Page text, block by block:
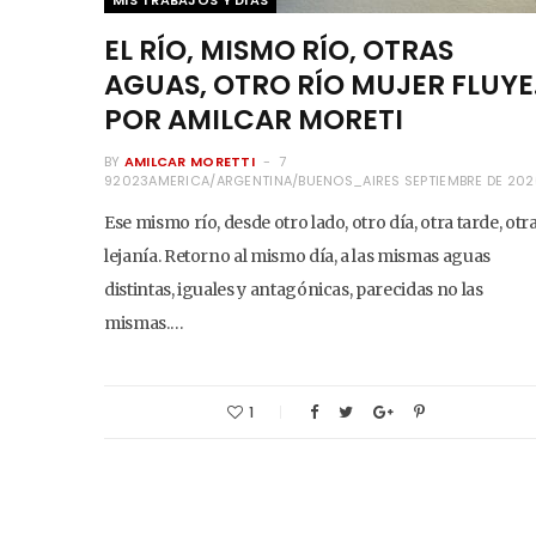
EL RÍO, MISMO RÍO, OTRAS
AGUAS, OTRO RÍO MUJER
POR AMILCAR MORETI
BY AMILCAR MORETTI
7
92023AMERICA/ARGENTINA/BUENOS_AIRES SEPTIEMBRE DE
Ese mismo río, desde otro lado, otro día, otra tarde,
lejanía. Retorno al mismo día, a las mismas aguas
distintas, iguales y antagónicas, parecidas no las
mismas.…
1